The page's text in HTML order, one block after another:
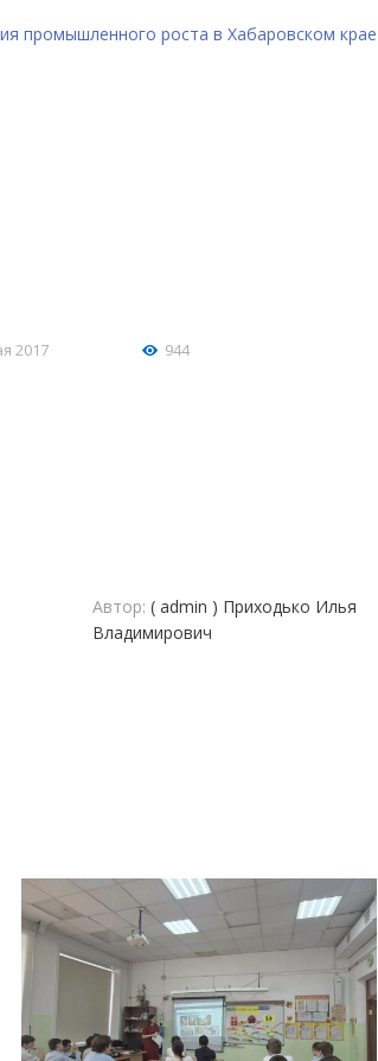
ОБРАЗОВАТЕЛЬНЫЕ ОРГАНИЗАЦИИ
промышленного роста в Хабаровском крае
2017 944
Автор: ( admin ) Приходько Илья
Владимирович